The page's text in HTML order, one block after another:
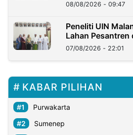
08/08/2026 - 09:47
Peneliti UIN
Lahan
07/08/2026 - 22:01
KABAR PILIHAN
Purwakarta
Sumenep